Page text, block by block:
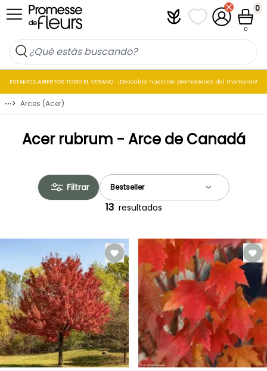
Ir al contenido PlantfitMis listas de
Mi cuenta
Cesta
0
0
ESTAMOS ABIERTOS TODO EL VERANO : ¡Descubre nuestras promociones del momento!
⋯> Arces (Acer)
Acer rubrum - Arce de Canadá
Filtrar
13 resultados